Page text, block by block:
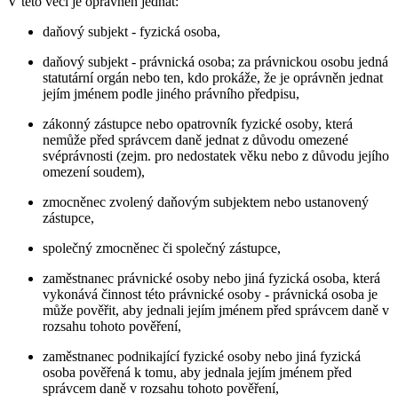
daňový subjekt - fyzická osoba,
daňový subjekt - právnická osoba; za právnickou osobu jedná
statutární orgán nebo ten, kdo prokáže, že je oprávněn jednat
jejím jménem podle jiného právního předpisu,
zákonný zástupce nebo opatrovník fyzické osoby, která
nemůže před správcem daně jednat z důvodu omezené
svéprávnosti (zejm. pro nedostatek věku nebo z důvodu jejího
omezení soudem),
zmocněnec zvolený daňovým subjektem nebo ustanovený
zástupce,
společný zmocněnec či společný zástupce,
zaměstnanec právnické osoby nebo jiná fyzická osoba, která
vykonává činnost této právnické osoby - právnická osoba je
může pověřit, aby jednali jejím jménem před správcem daně v
rozsahu tohoto pověření,
zaměstnanec podnikající fyzické osoby nebo jiná fyzická
osoba pověřená k tomu, aby jednala jejím jménem před
správcem daně v rozsahu tohoto pověření,